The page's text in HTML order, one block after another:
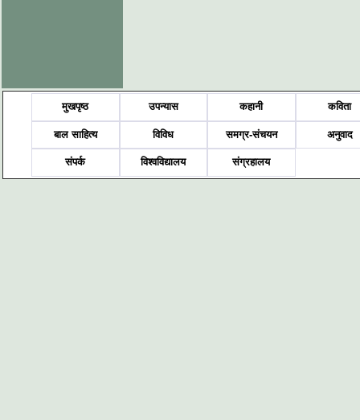
मुखपृष्ठ उपन्यास कहानी कविता
बाल साहित्य विविध समग्र-संचयन अनुवाद
संपर्क विश्वविद्यालय संग्रहालय